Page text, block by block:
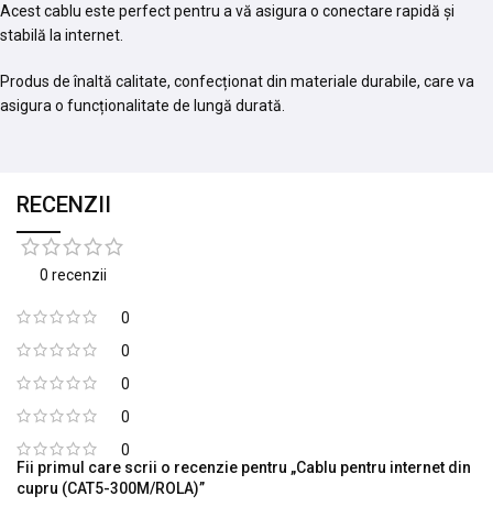
Acest cablu este perfect pentru a vă asigura o conectare rapidă și
stabilă la internet.
Produs de înaltă calitate, confecționat din materiale durabile, care va
asigura o funcționalitate de lungă durată.
RECENZII
0 recenzii
0
0
0
0
0
Fii primul care scrii o recenzie pentru „Cablu pentru internet din
cupru (CAT5-300M/ROLA)”